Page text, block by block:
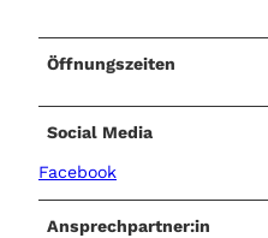
Öffnungszeiten
Social Media
Facebook
Ansprechpartner:in